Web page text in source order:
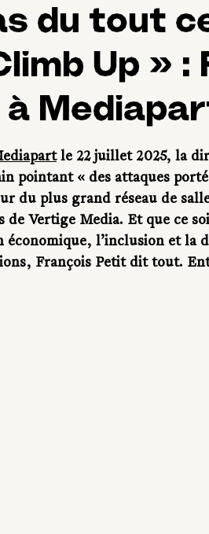
du tout
Up » :
le 22 juillet 2025, la
pointant « des attaques
du plus grand réseau de
de Vertige Media. Et que ce
l’inclusion et la
François Petit dit tout.